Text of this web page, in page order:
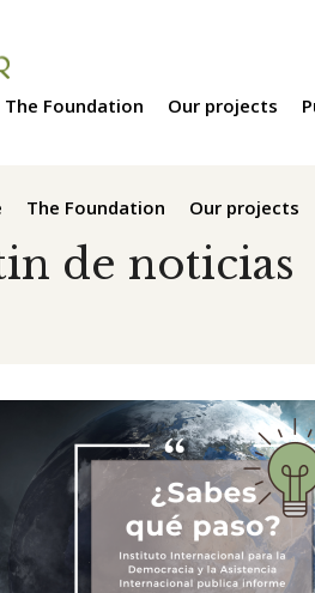
The Foundation Our projects
The Foundation Our projects
de noticias